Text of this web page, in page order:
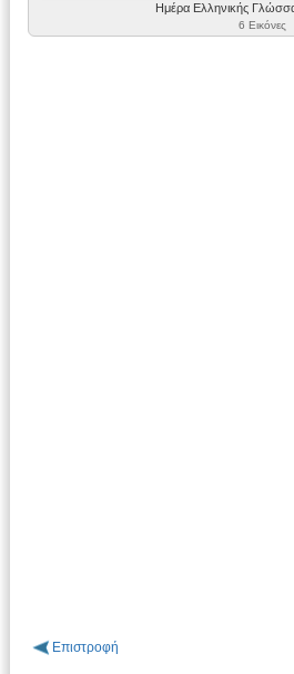
Ημέρα Ελληνικής
6 Εικόνες
Επιστροφή